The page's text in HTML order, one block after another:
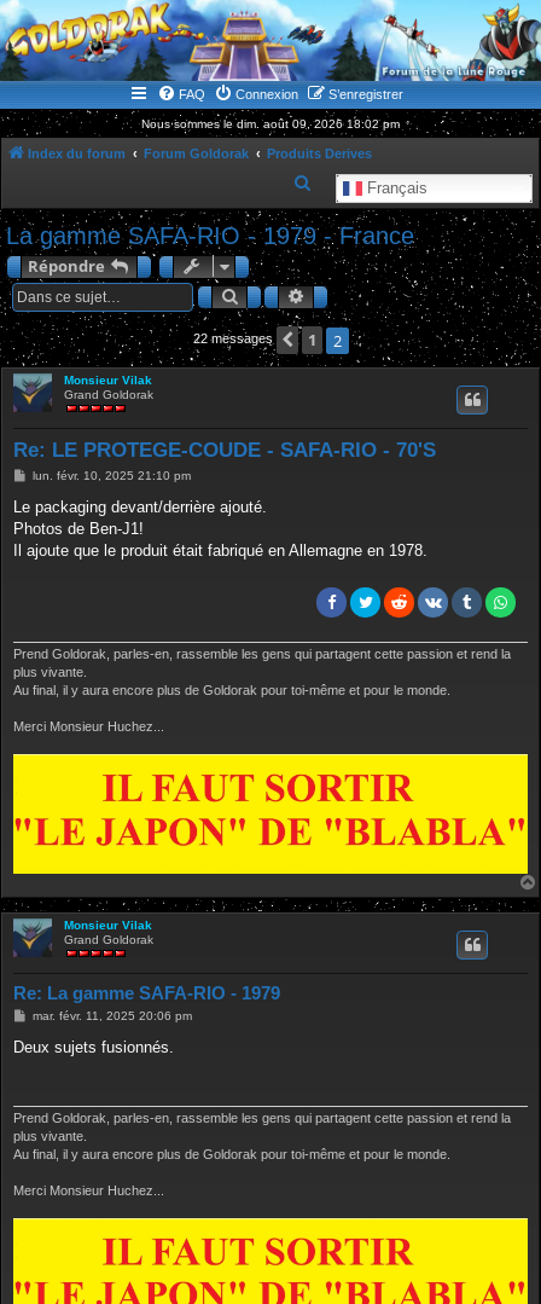
WWW.GOLDORAKGO.COM
le site de la Lune Rouge
FAQ Connexion S’enregistrer
Nous sommes le dim. août 09, 2026 18:02 pm
Index du forum Forum Goldorak Produits Derives
Français
e
c
e
r
c
r
La gamme SAFA-RIO - 1979 - France
Répondre
RechercherRecherche avancée
22 messages Précédente
1 2
Monsieur Vilak
Grand Goldorak
Re: LE PROTEGE-COUDE - SAFA-RIO - 70'S
M
s
a
g
e
lun. févr. 10, 2025 21:10 pm
Le packaging devant/derrière ajouté.
Photos de Ben-J1!
Il ajoute que le produit était fabriqué en Allemagne en 1978.
Prend Goldorak, parles-en, rassemble les gens qui partagent cette passion et rend la
plus vivante.
Au final, il y aura encore plus de Goldorak pour toi-même et pour le monde.
Merci Monsieur Huchez...
Monsieur Vilak
Grand Goldorak
Re: La gamme SAFA-RIO - 1979
M
s
mar. févr. 11, 2025 20:06 pm
Deux sujets fusionnés.
Prend Goldorak, parles-en, rassemble les gens qui partagent cette passion et rend la
plus vivante.
Au final, il y aura encore plus de Goldorak pour toi-même et pour le monde.
Merci Monsieur Huchez...